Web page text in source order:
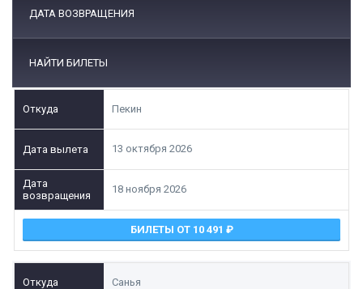
ДАТА ВОЗВРАЩЕНИЯ
НАЙТИ БИЛЕТЫ
Пекин
13 октября 2026
18 ноября 2026
БИЛЕТЫ ОТ 10 491
Санья